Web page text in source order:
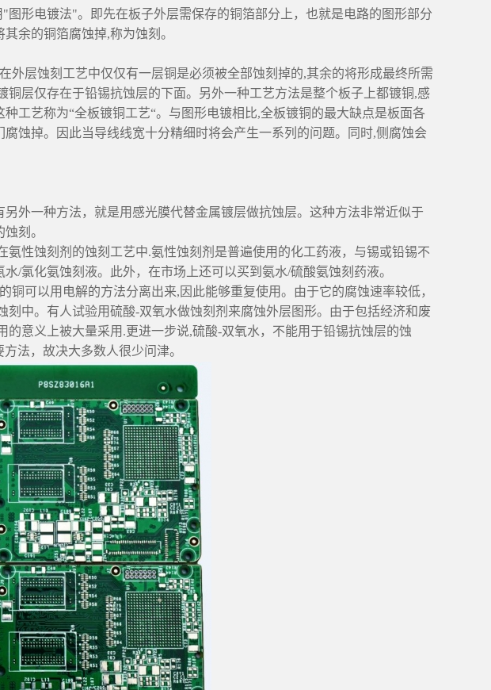
图形电镀法"。即先在板子外层需保存的铜箔部分上，也就是电路的图形部分
余的铜箔腐蚀掉,称为蚀刻。
层蚀刻工艺中仅仅有一层铜是必须被全部蚀刻掉的,其余的将形成最终所需
铜层仅存在于铅锡抗蚀层的下面。另外一种工艺方法是整个板子上都镀铜,感
工艺称为“全板镀铜工艺“。与图形电镀相比,全板镀铜的最大缺点是板面各
蚀掉。因此当导线线宽十分精细时将会产生一系列的问题。同时,侧腐蚀会
一种方法，就是用感光膜代替金属镀层做抗蚀层。这种方法非常近似于
刻。
性蚀刻剂的蚀刻工艺中.氨性蚀刻剂是普遍使用的化工药液，与锡或铅锡不
/氯化氨蚀刻液。此外，在市场上还可以买到氨水/硫酸氨蚀刻药液。
可以用电解的方法分离出来,因此能够重复使用。由于它的腐蚀速率较低，
刻中。有人试验用硫酸-双氧水做蚀刻剂来腐蚀外层图形。由于包括经济和废
的意义上被大量采用.更进一步说,硫酸-双氧水，不能用于铅锡抗蚀层的蚀
法，故决大多数人很少问津。